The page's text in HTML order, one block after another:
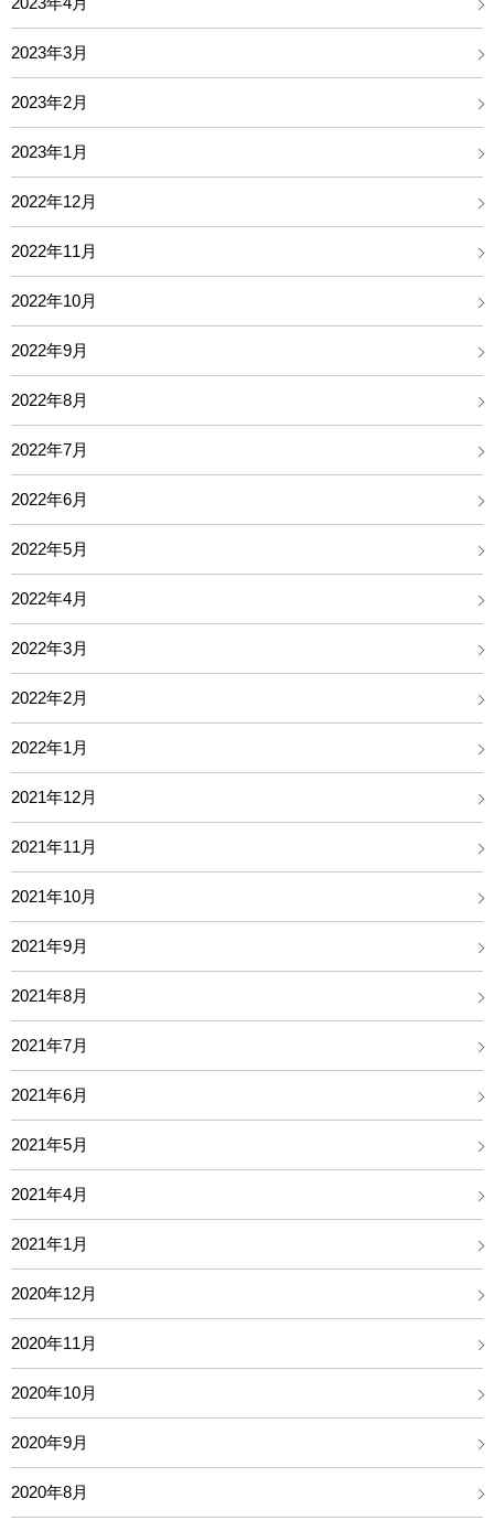
2023年3月
2023年2月
2023年1月
2022年12月
2022年11月
2022年10月
2022年9月
2022年8月
2022年7月
2022年6月
2022年5月
2022年4月
2022年3月
2022年2月
2022年1月
2021年12月
2021年11月
2021年10月
2021年9月
2021年8月
2021年7月
2021年6月
2021年5月
2021年4月
2021年1月
2020年12月
2020年11月
2020年10月
2020年9月
2020年8月